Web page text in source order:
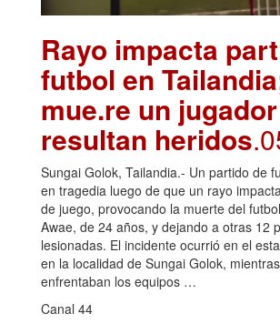
Rayo impacta
futbol en
mue.re un
resultan heridos
Sungai Golok, Tailandia.- Un partido de
en tragedia luego de que un rayo
de juego, provocando la muerte del
Awae, de 24 años, y dejando a otras 12
lesionadas. El incidente ocurrió en el
en la localidad de Sungai Golok,
enfrentaban los equipos …
Canal 44